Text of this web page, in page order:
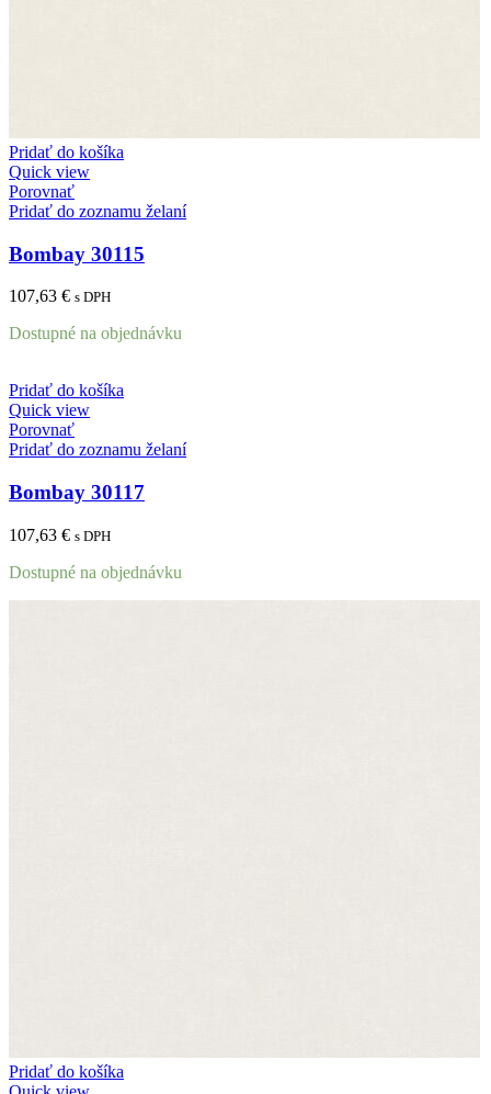
Pridať do košíka
Quick view
Porovnať
Pridať do zoznamu želaní
Bombay 30115
107,63 € s DPH
Dostupné na objednávku
Pridať do košíka
Quick view
Porovnať
Pridať do zoznamu želaní
Bombay 30117
107,63 € s DPH
Dostupné na objednávku
Pridať do košíka